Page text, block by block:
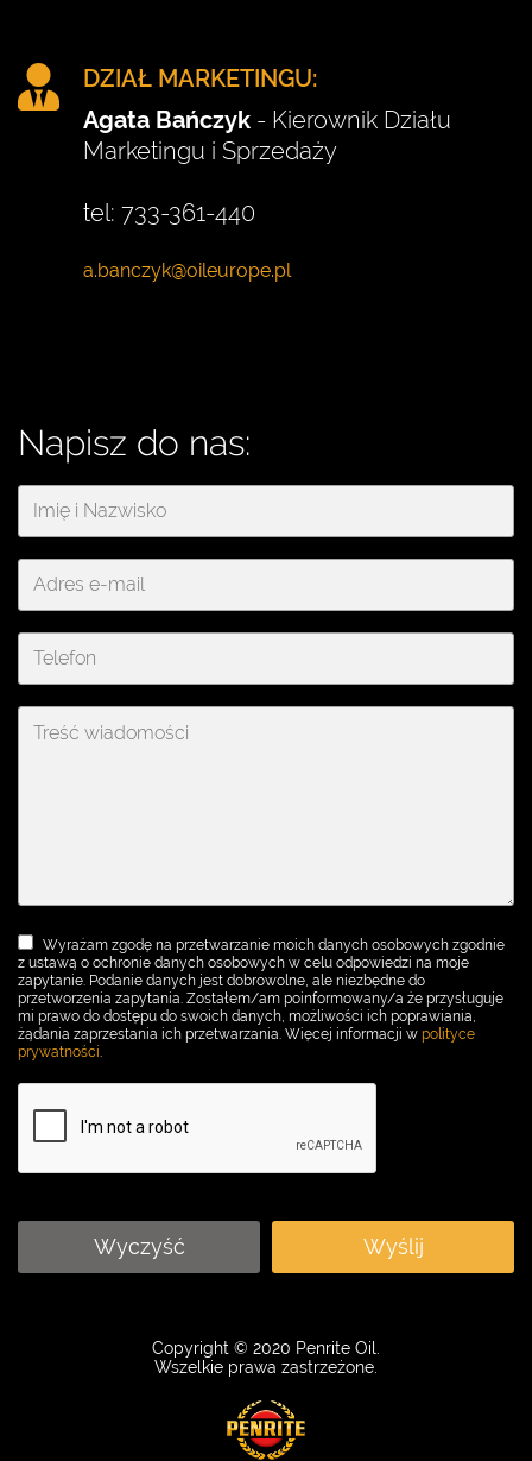
DZIAŁ MARKETINGU:
Agata Bańczyk - Kierownik Działu
Marketingu i Sprzedaży
tel: 733-361-440
Napisz do nas:
Wyrażam zgodę na przetwarzanie moich danych osobowych zgodnie
z ustawą o ochronie danych osobowych w celu odpowiedzi na moje
zapytanie. Podanie danych jest dobrowolne, ale niezbędne do
przetworzenia zapytania. Zostałem/am poinformowany/a że przysługuje
mi prawo do dostępu do swoich danych, możliwości ich poprawiania,
żądania zaprzestania ich przetwarzania. Więcej informacji w polityce
prywatności.
Wyczyść Wyślij
Copyright © 2020 Penrite Oil.
Wszelkie prawa zastrzeżone.